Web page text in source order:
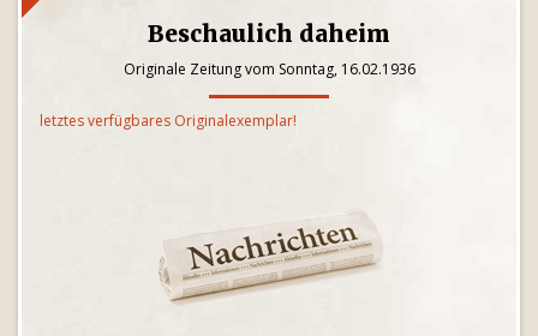
Beschaulich daheim
Originale Zeitung vom Sonntag, 16.02.1936
letztes verfügbares Originalexemplar!